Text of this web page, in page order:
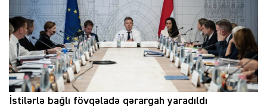
İstilərlə bağlı fövqəladə qərargah yaradıldı